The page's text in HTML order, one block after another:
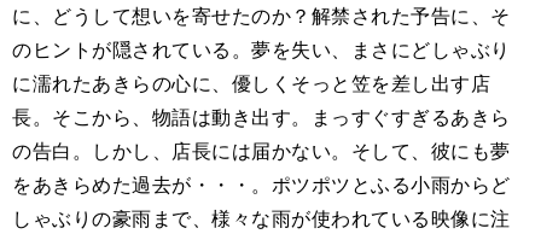
に、どうして想いを寄せたのか？解禁された予告に、そ
のヒントが隠されている。夢を失い、まさにどしゃぶり
に濡れたあきらの心に、優しくそっと笠を差し出す店
長。そこから、物語は動き出す。まっすぐすぎるあきら
の告白。しかし、店長には届かない。そして、彼にも夢
をあきらめた過去が・・・。ポツポツとふる小雨からど
しゃぶりの豪雨まで、様々な雨が使われている映像に注